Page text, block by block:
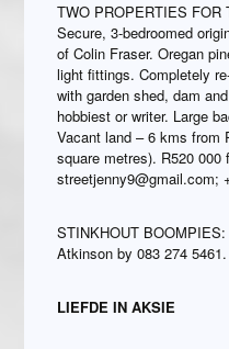
TWO PROPERTIES FOR
Secure, 3-bedroomed
of Colin Fraser. Oregan
light fittings. Completely
with garden shed, dam
hobbiest or writer. Large
Vacant land – 6 kms from
square metres). R520
streetjenny9@gmail.com;
STINKHOUT
Atkinson by 083 274 5461.
LIEFDE IN AKSIE